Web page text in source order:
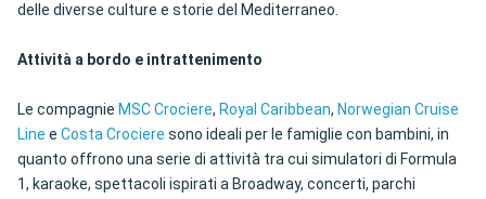
delle diverse culture e storie del Mediterraneo.
Attività a bordo e intrattenimento
Le compagnie MSC Crociere, Royal Caribbean, Norwegian Cruise
Line e Costa Crociere sono ideali per le famiglie con bambini, in
quanto offrono una serie di attività tra cui simulatori di Formula
1, karaoke, spettacoli ispirati a Broadway, concerti, parchi